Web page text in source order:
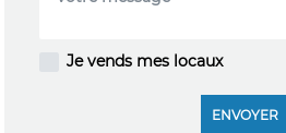
Je vends mes locaux
ENVOYER